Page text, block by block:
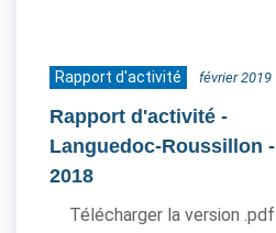
Rapport d'activité février 2019
Rapport d'activité -
Languedoc-Roussillon -
2018
Télécharger la version .pdf